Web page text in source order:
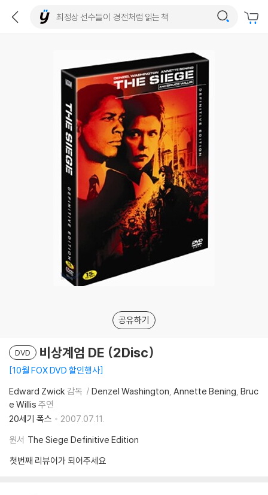
공유하기
DVD 비상계엄 DE (2Disc)
10월 FOX DVD 할인행사
Edward Zwick감독 Denzel Washington Annette Bening Bruc
e Willis 주연
20세기 폭스
2007.07.11.
원서 The Siege Definitive Edition
첫번째 리뷰어가 되어주세요